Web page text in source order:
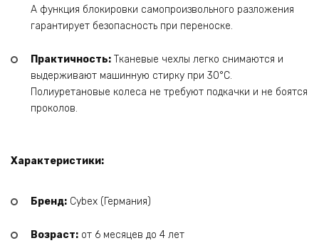
А функция блокировки самопроизвольного разложения
гарантирует безопасность при переноске.
Практичность: Тканевые чехлы легко снимаются и
выдерживают машинную стирку при 30°C.
Полиуретановые колеса не требуют подкачки и не боятся
проколов.
Характеристики:
Бренд: Cybex (Германия)
Возраст: от 6 месяцев до 4 лет